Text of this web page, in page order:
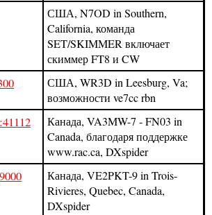
США, N7OD in Southern,
California, команда
SET/SKIMMER включает
скиммер FT8 и CW
США, WR3D in Leesburg, Va;
возможности ve7cc rbn
Канада, VA3MW-7 - FN03 in
Canada, благодаря поддержке
www.rac.ca, DXspider
Канада, VE2PKT-9 in Trois-
Rivieres, Quebec, Canada,
DXspider